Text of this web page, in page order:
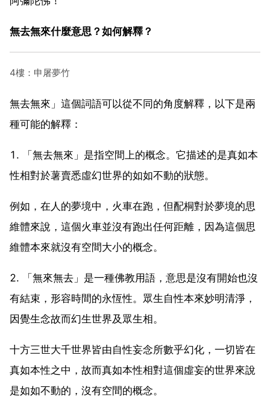
無去無來什麼意思？如何解釋？
4樓：申屠夢竹
無去無來」這個詞語可以從不同的角度解釋，以下是兩
種可能的解釋：
1. 「無去無來」是指空間上的概念。它描述的是真如本
性相對於薯賣悉虛幻世界的如如不動的狀態。
例如，在人的夢境中，火車在跑，但配桐對於夢境的思
維體來說，這個火車並沒有跑出任何距離，因為這個思
維體本來就沒有空間大小的概念。
2. 「無來無去」是一種佛教用語，意思是沒有開始也沒
有結束，形容時間的永恆性。眾生自性本來妙明清淨，
因覺生念故而幻生世界及眾生相。
十方三世大千世界皆由自性妄念所數乎幻化，一切皆在
真如本性之中，故而真如本性相對這個虛妄的世界來說
是如如不動的，沒有空間的概念。